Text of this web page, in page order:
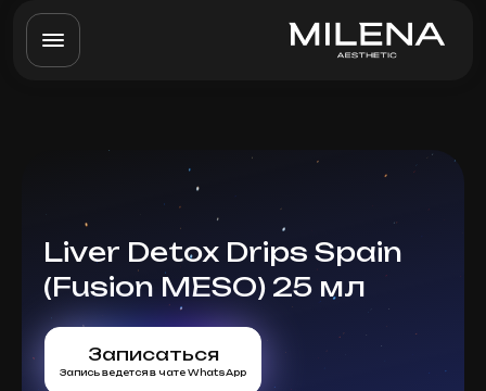
Liver Detox Drips Spain
(Fusion MESO) 25 мл
Записаться
Запись ведется в чате WhatsApp